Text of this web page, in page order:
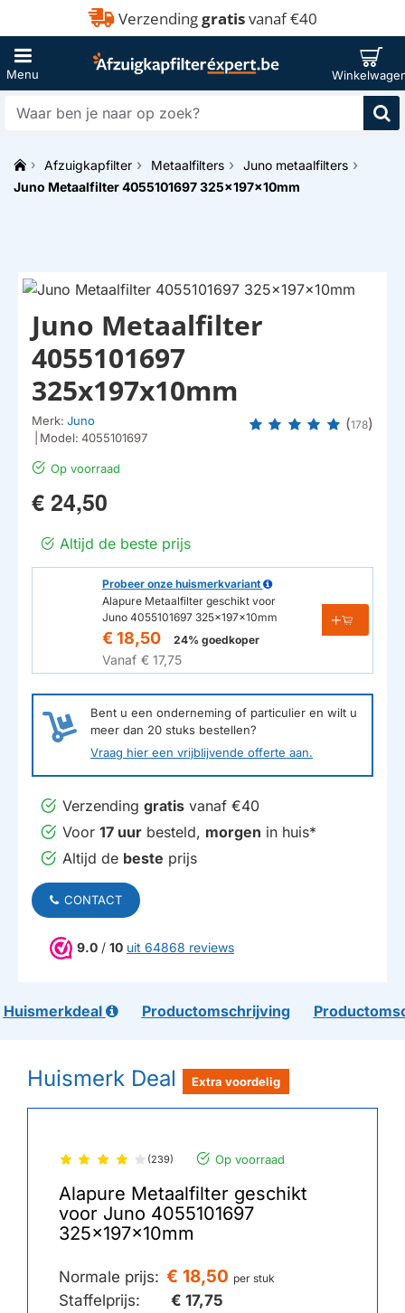
Verzendinggratisvanaf €40
Waar
naar
h
Afzuigkapfilter Metaalfilters
Juno metaalfilters
Juno Metaalfilter 4055101697 325x197x10mm
Op voorraad
Juno Metaalfilter
4055101697
325x197x10mm
Merk: Juno
Model: 4055101697
(178)
€ 24,50
Altijd de beste prijs
Probeer onze huismerkvariant
Alapure Metaalfilter geschikt voor
Juno 4055101697 325x197x10mm
€ 18,50 24% goedkoper
Vanaf € 17,75
Bent u een onderneming of particulier en wilt u
meer dan 20 stuks bestellen?
Vraag hier een vrijblijvende offerte aan.
Verzending gratis vanaf €40
Voor 17 uur besteld, morgen in huis*
Altijd de beste prijs
CONTACT
9.0 / 10 uit 64868 reviews
Huismerkdeal Productomschrijving
Huismerk Deal Extra voordelig
(239) Op voorraad
Alapure Metaalfilter geschikt
voor Juno 4055101697
325x197x10mm
Normale prijs: € 18,50 per stuk
Staffelprijs: € 17,75